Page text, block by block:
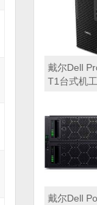
戴尔Dell
T1台式机
戴尔Dell